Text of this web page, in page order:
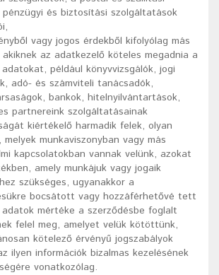
és biztosítási szolgáltatások
vagy jogos érdekből kifolyólag más
az adatkezelő köteles megadnia a
például könyvvizsgálók, jogi
adó- és számviteli tanácsadók,
bankok, hitelnyilvántartások,
partnereink szolgáltatásainak
kiértékelő harmadik felek, olyan
melyek munkaviszonyban vagy más
kapcsolatokban vannak velünk, azokat
amely munkájuk vagy jogaik
szükséges, ugyanakkor a
bocsátott vagy hozzáférhetővé tett
adatok mértéke a szerződésbe foglalt
felel meg, amelyet velük kötöttünk,
kötelező érvényű jogszabályok
ilyen információk bizalmas kezelésének
vonatkozólag.